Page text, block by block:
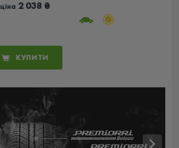
ціна 2 038 ₴
КУПИТИ